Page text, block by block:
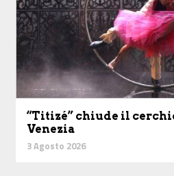
“Titizé” chiude il
Venezia
3 Agosto 2026